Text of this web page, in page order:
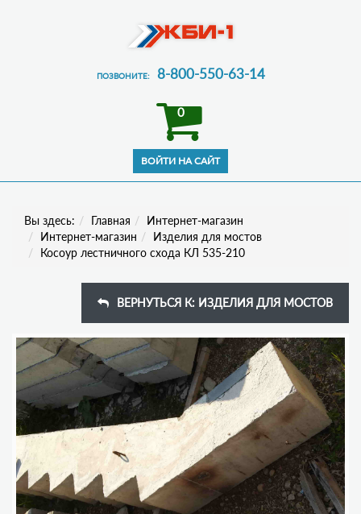
ПОЗВОНИТЕ: 8-800-550-63-14
0
Вы здесь: Главная
Интернет-магазин
Интернет-магазин
Изделия для мостов
Косоур лестничного схода КЛ 535-210
ВЕРНУТЬСЯ К: ИЗДЕЛИЯ ДЛЯ МОСТОВ